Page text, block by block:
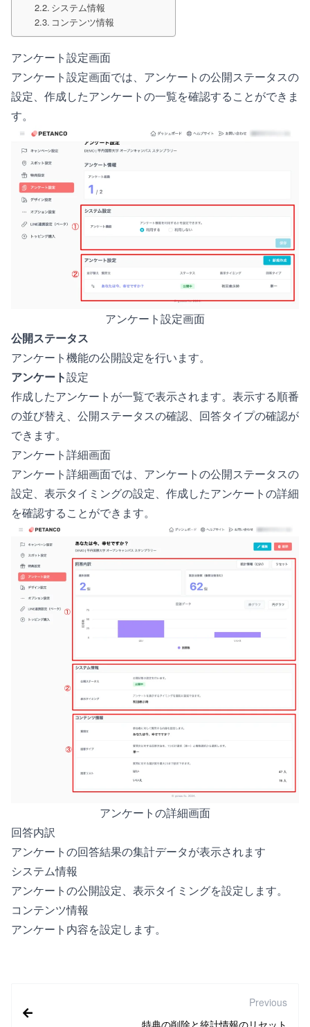
システム情報
コンテンツ情報
アンケート設定画面
アンケート設定画面では、アンケートの公開ステータスの
設定、作成したアンケートの一覧を確認することができま
す。
アンケート設定画面
公開ステータス
アンケート機能の公開設定を行います。
アンケート設定
作成したアンケートが一覧で表示されます。表示する順番
の並び替え、公開ステータスの確認、回答タイプの確認が
できます。
アンケート詳細画面
アンケート詳細画面では、アンケートの公開ステータスの
設定、表示タイミングの設定、作成したアンケートの詳細
を確認することができます。
アンケートの詳細画面
回答内訳
アンケートの回答結果の集計データが表示されます
システム情報
アンケートの公開設定、表示タイミングを設定します。
コンテンツ情報
アンケート内容を設定します。
Previous
特典の削除と統計情報のリセット